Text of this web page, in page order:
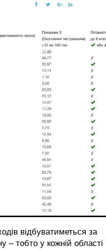
відбуватиметься за
– тобто у кожній області